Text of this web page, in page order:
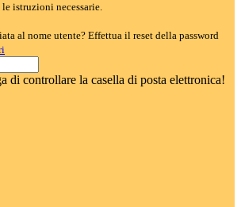
istruzioni necessarie.
al nome utente? Effettua il reset della password
di controllare la casella di posta elettronica!